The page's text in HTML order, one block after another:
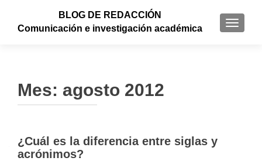
BLOG DE REDACCIÓN
Comunicación e investigación académica
Mes: agosto 2012
¿Cuál es la diferencia entre siglas y
acrónimos?